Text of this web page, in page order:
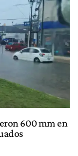
600 mm en